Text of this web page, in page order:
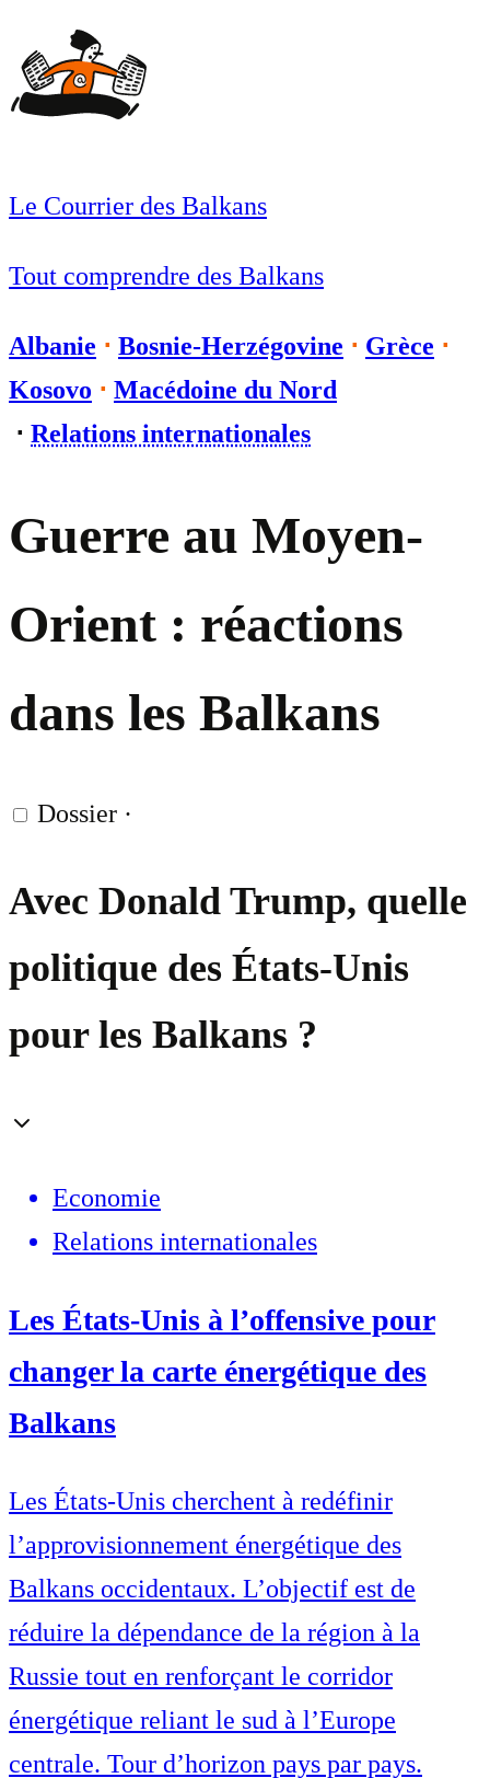
Le Courrier des Balkans
Tout comprendre des Balkans
Albanie ⋅ Bosnie-Herzégovine ⋅ Grèce ⋅
Kosovo ⋅ Macédoine du Nord
⋅ Relations internationales
Guerre au Moyen-
Orient : réactions
dans les Balkans
Dossier ·
Avec Donald Trump, quelle
politique des États-Unis
pour les Balkans ?
Economie
Relations internationales
Les États-Unis à l’offensive pour
changer la carte énergétique des
Balkans
Les États-Unis cherchent à redéfinir
l’approvisionnement énergétique des
Balkans occidentaux. L’objectif est de
réduire la dépendance de la région à la
Russie tout en renforçant le corridor
énergétique reliant le sud à l’Europe
centrale. Tour d’horizon pays par pays.